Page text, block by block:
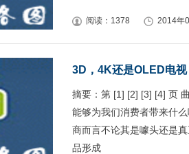
阅读：1378 2014年
3D，4K还是OLED电
摘要：第 [1] [2] [3] [4] 页
能够为我们消费者带来什
商而言不论其是噱头还是
品形成